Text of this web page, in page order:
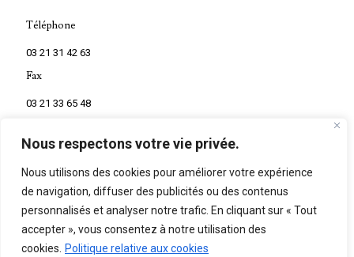
Nous respectons votre vie privée.
Nous utilisons des cookies pour améliorer votre expérience
de navigation, diffuser des publicités ou des contenus
personnalisés et analyser notre trafic. En cliquant sur « Tout
accepter », vous consentez à notre utilisation des
cookies.
Politique relative aux cookies
Téléphone
03 21 31 42 63
Fax
03 21 33 65 48
©2026Marbrerie Mouton. Tous droits réservés.